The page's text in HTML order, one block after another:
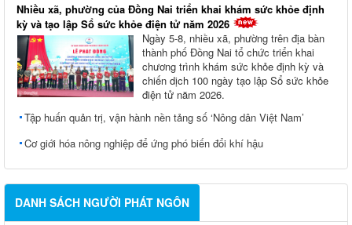
Nhiều xã, phường của Đồng Nai triển khai khám sức khỏe định
kỳ và tạo lập Sổ sức khỏe điện tử năm 2026
Ngày 5-8, nhiều xã, phường trên địa bàn
thành phố Đồng Nai tổ chức triển khai
chương trình khám sức khỏe định kỳ và
chiến dịch 100 ngày tạo lập Sổ sức khỏe
điện tử năm 2026.
Tập huấn quản trị, vận hành nền tảng số ‘Nông dân Việt Nam’
Cơ giới hóa nông nghiệp để ứng phó biến đổi khí hậu
DANH SÁCH NGƯỜI PHÁT NGÔN